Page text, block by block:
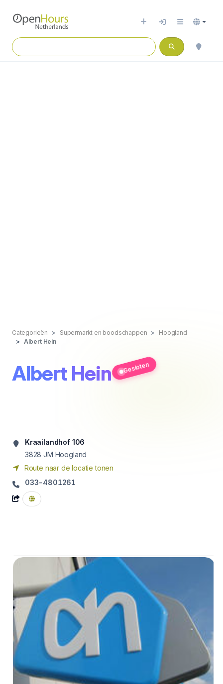
Categorieën Supermarkt en boodschappen
Hoogland
Albert Hein
Albert Hein Gesloten
Kraailandhof 106
3828 JM Hoogland
Route naar de locatie tonen
033-4801261